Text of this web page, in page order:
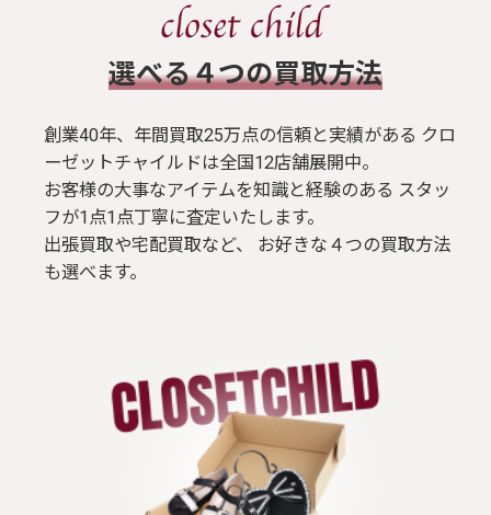
​選べる４つの買取方法
創業40年、年間買取25万点の信頼と実績がある クロ
ーゼットチャイルドは全国12店舗展開中。
お客様の大事なアイテムを知識と経験のある スタッ
フが1点1点丁寧に査定いたします。
出張買取や宅配買取など、 お好きな４つの買取方法
も選べます。